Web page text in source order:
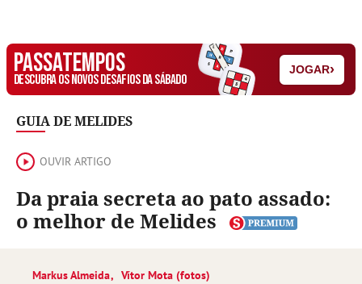
PASSATEMPOS
DESCUBRA OS NOVOS DESAFIOS DA SÁBADO
JOGAR›
GUIA DE MELIDES
OUVIR ARTIGO
Da praia secreta ao pato assado:
o melhor de Melides
Markus Almeida Vítor Mota (fotos)